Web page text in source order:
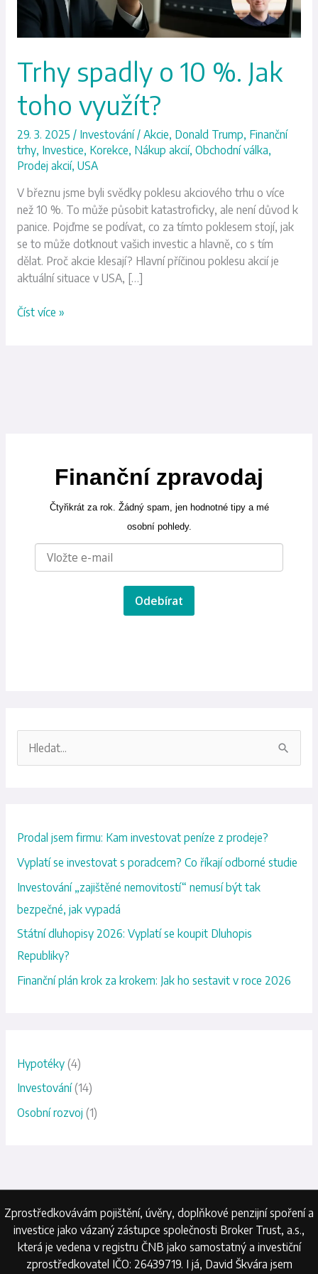
Trhy spadly o 10 %. Jak
toho využít?
29. 3. 2025 / Investování/ Akcie, Donald Trump, Finanční
trhy, Investice, Korekce, Nákup akcií, Obchodní válka,
Prodej akcií, USA
V březnu jsme byli svědky poklesu akciového trhu o více
než 10 %. To může působit katastroficky, ale není důvod k
panice. Pojďme se podívat, co za tímto poklesem stojí, jak
se to může dotknout vašich investic a hlavně, co s tím
dělat. Proč akcie klesají? Hlavní příčinou poklesu akcií je
aktuální situace v USA, […]
využít?
Číst více »
Finanční zpravodaj
Čtyřikrát za rok. Žádný spam, jen hodnotné tipy a mé
osobní pohledy.
Odebírat
e
d
a
t
p
r
Prodal jsem firmu: Kam investovat peníze z prodeje?
Vyplatí se investovat s poradcem? Co říkají odborné studie
Investování „zajištěné nemovitostí“ nemusí být tak
bezpečné, jak vypadá
Státní dluhopisy 2026: Vyplatí se koupit Dluhopis
Republiky?
Finanční plán krok za krokem: Jak ho sestavit v roce 2026
Hypotéky(4)
Investování(14)
Osobní rozvoj (1)
Zprostředkovávám pojištění, úvěry, doplňkové penzijní spoření a
investice jako vázaný zástupce společnosti Broker Trust, a.s.,
která je vedena v registru ČNB jako samostatný a investiční
zprostředkovatel IČO: 26439719. I já, David Škvára jsem